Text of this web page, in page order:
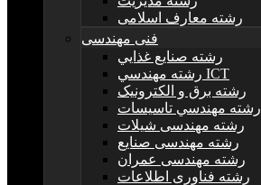
رشته معارف اسلامی
فنی مهندسی
رشته صنايع غذايي
رشته مهندسي ICT
رشته برق و الکترونيک
رشته مهندسي تاسيسات
رشته مهندسی شیلات
رشته مهندسی صنایع
رشته مهندسی عمران
رشته فناوری اطلاعات